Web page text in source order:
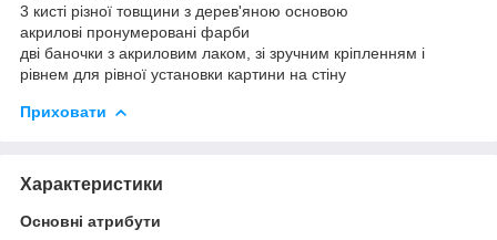
3 кисті різної товщини з дерев'яною основою
акрилові пронумеровані фарби
дві баночки з акриловим лаком, зі зручним кріпленням і
рівнем для рівної установки картини на стіну
Приховати
Характеристики
Основні атрибути